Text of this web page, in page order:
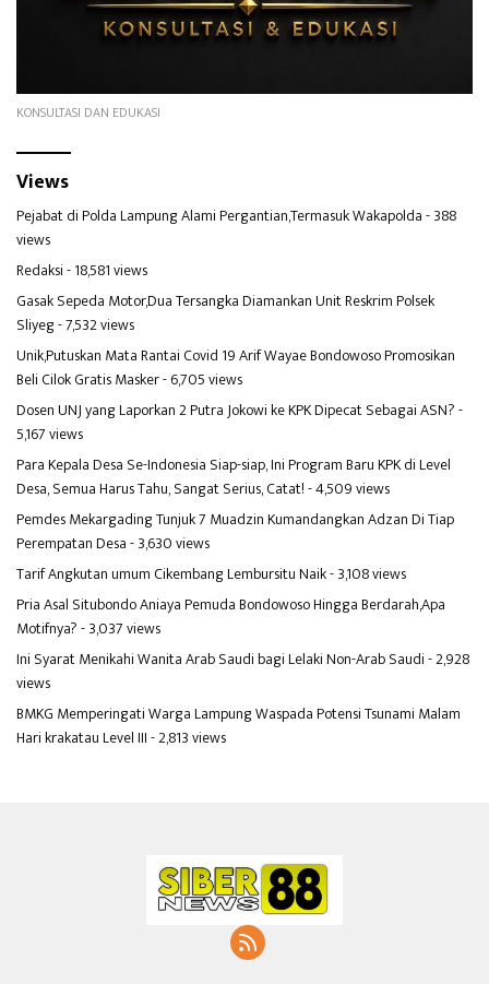
KONSULTASI DAN EDUKASI
Views
Pejabat di Polda Lampung Alami Pergantian,Termasuk Wakapolda- 388
views
Redaksi- 18,581 views
Gasak Sepeda Motor,Dua Tersangka Diamankan Unit Reskrim Polsek
Sliyeg- 7,532 views
Unik,Putuskan Mata Rantai Covid 19 Arif Wayae Bondowoso Promosikan
Beli Cilok Gratis Masker- 6,705 views
Dosen UNJ yang Laporkan 2 Putra Jokowi ke KPK Dipecat Sebagai ASN?-
5,167 views
Para Kepala Desa Se-Indonesia Siap-siap, Ini Program Baru KPK di Level
Desa, Semua Harus Tahu, Sangat Serius, Catat!- 4,509 views
Pemdes Mekargading Tunjuk 7 Muadzin Kumandangkan Adzan Di Tiap
Perempatan Desa- 3,630 views
Tarif Angkutan umum Cikembang Lembursitu Naik- 3,108 views
Pria Asal Situbondo Aniaya Pemuda Bondowoso Hingga Berdarah,Apa
Motifnya?- 3,037 views
Ini Syarat Menikahi Wanita Arab Saudi bagi Lelaki Non-Arab Saudi- 2,928
views
BMKG Memperingati Warga Lampung Waspada Potensi Tsunami Malam
Hari krakatau Level III- 2,813 views